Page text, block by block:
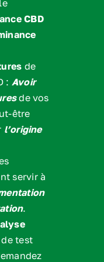
CBD
de
: Avoir
de vos
être
l’origine
servir à
.
test